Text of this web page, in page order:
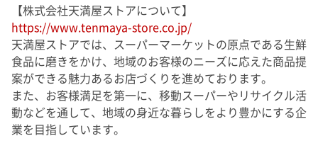
【株式会社天満屋ストアについて】
https://www.tenmaya-store.co.jp/
天満屋ストアでは、スーパーマーケットの原点である生鮮
食品に磨きをかけ、地域のお客様のニーズに応えた商品提
案ができる魅力あるお店づくりを進めております。
また、お客様満足を第一に、移動スーパーやリサイクル活
動などを通して、地域の身近な暮らしをより豊かにする企
業を目指しています。